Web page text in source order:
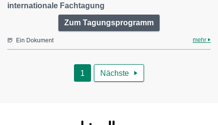
internationale Fachtagung
Zum Tagungsprogramm
Ein Dokument mehr
1 Nächste 